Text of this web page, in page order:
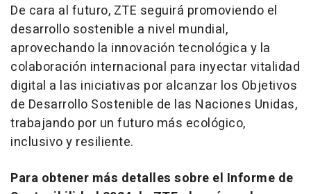
De cara al futuro, ZTE seguirá promoviendo el
desarrollo sostenible a nivel mundial,
aprovechando la innovación tecnológica y la
colaboración internacional para inyectar vitalidad
digital a las iniciativas por alcanzar los Objetivos
de Desarrollo Sostenible de las Naciones Unidas,
trabajando por un futuro más ecológico,
inclusivo y resiliente.
Para obtener más detalles sobre el Informe de